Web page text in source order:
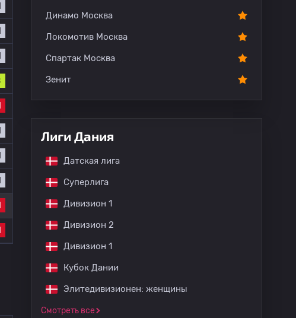
Динамо Москва
Локомотив Москва
Спартак Москва
Зенит
Лиги Дания
Датская лига
Суперлига
Дивизион 1
Дивизион 2
Дивизион 1
Кубок Дании
Элитедивизионен: женщины
Смотреть все